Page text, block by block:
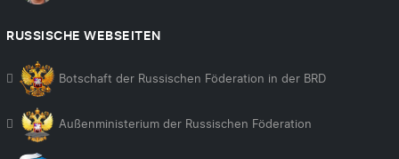
RUSSISCHE WEBSEITEN
Botschaft der Russischen Föderation in der BRD
Außenministerium der Russischen Föderation